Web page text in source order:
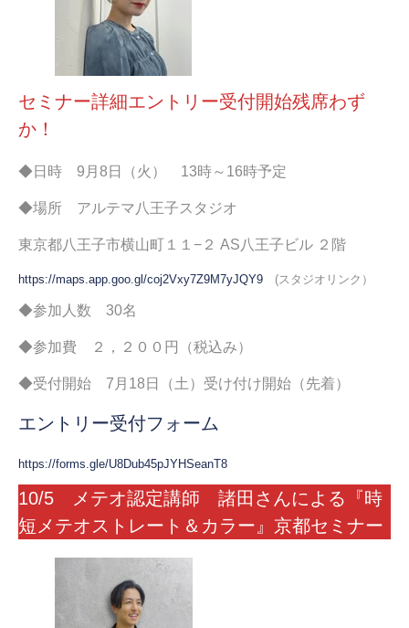
セミナー詳細エントリー受付開始残席わず
か！
◆日時 9月8日（火） 13時～16時予定
◆場所 アルテマ八王子スタジオ
東京都八王子市横山町１１−２ AS八王子ビル ２階
https://maps.app.goo.gl/coj2Vxy7Z9M7yJQY9 (スタジオリンク）
◆参加人数 30名
◆参加費 ２，２００円（税込み）
◆受付開始 7月18日（土）受け付け開始（先着）
エントリー受付フォーム
https://forms.gle/U8Dub45pJYHSeanT8
10/5 メテオ認定講師 諸田さんによる『時
短メテオストレート＆カラー』京都セミナー